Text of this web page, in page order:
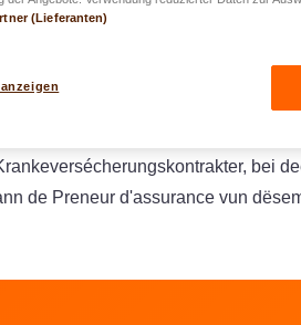
Haftflichtversécherungen an
All d'Zorte vu Kontrakter ginn
bei
de Preneur d'assurance vun
(Lieferanten)